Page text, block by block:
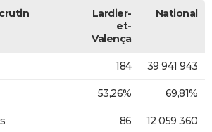
Lardier-
et-
Valença
National
184 39 941 943
53,26% 69,81%
86 12 059 360